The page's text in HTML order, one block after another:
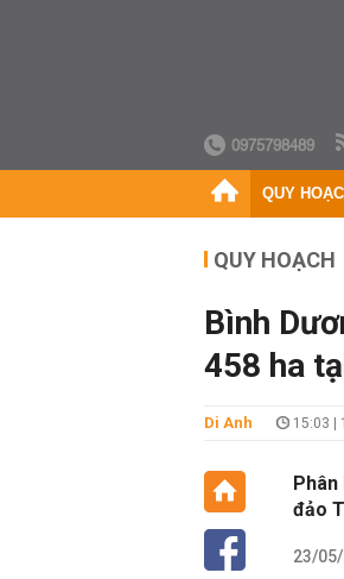
0975798489
QUY
QUY HOẠCH
Bình
458 ha
Di Anh 15:03 |
đảo
23/